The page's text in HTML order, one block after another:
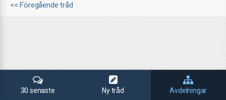
<< Föregående tråd
30 senaste Ny tråd Avdelningar